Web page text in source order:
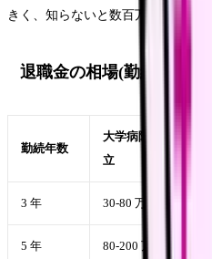
きく、知らないと数百万円の違いが
退職金の相場(勤続年数別)
勤続年数
大学病院・国公
立
3 年 30-80 万円
5 年 80-200 万円